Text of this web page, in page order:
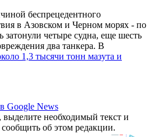
беспрецедентного
в Азовском и Черном морях - по
четыре судна, еще шесть
два танкера. В
1,3 тысячи тонн мазута и
Google News
необходимый текст и
об этом редакции.